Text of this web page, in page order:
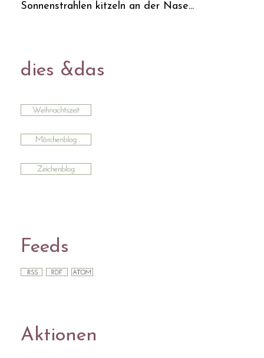
Sonnenstrahlen kitzeln an der Nase...
dies &das
Feeds
Aktionen